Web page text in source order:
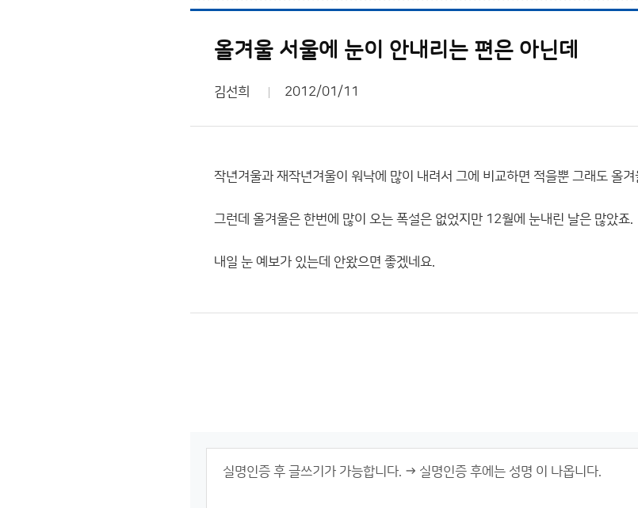
올겨울 서울에 눈이 안내리는 편은 아닌데
김선희 2012/01/11
작년겨울과 재작년겨울이 워낙에 많이 내려서 그에 비교하면 적을뿐 그래도 올
그런데 올겨울은 한번에 많이 오는 폭설은 없었지만 12월에 눈내린 날은 많았죠.
내일 눈 예보가 있는데 안왔으면 좋겠네요.